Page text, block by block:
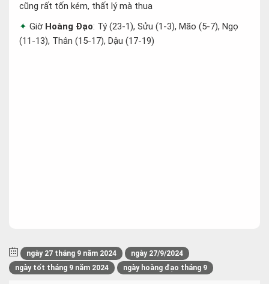
cũng rất tốn kém, thất lý mà thua
Giờ Hoàng Đạo: Tý (23-1), Sửu (1-3), Mão (5-7), Ngọ
(11-13), Thân (15-17), Dậu (17-19)
ngày 27 tháng 9 năm 2024
ngày 27/9/2024
ngày tốt tháng 9 năm 2024
ngày hoàng đạo tháng 9